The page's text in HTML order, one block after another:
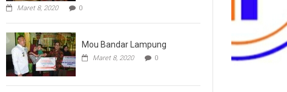
Maret 8, 2020 0
Mou Bandar Lampung
Maret 8, 2020 0